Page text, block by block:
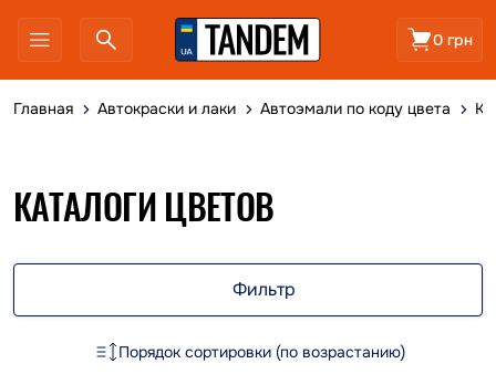
0 грн
Главная Автокраски и лаки Автоэмали по коду цвета
КАТАЛОГИ ЦВЕТОВ
Фильтр
Порядок сортировки (по возрастанию)